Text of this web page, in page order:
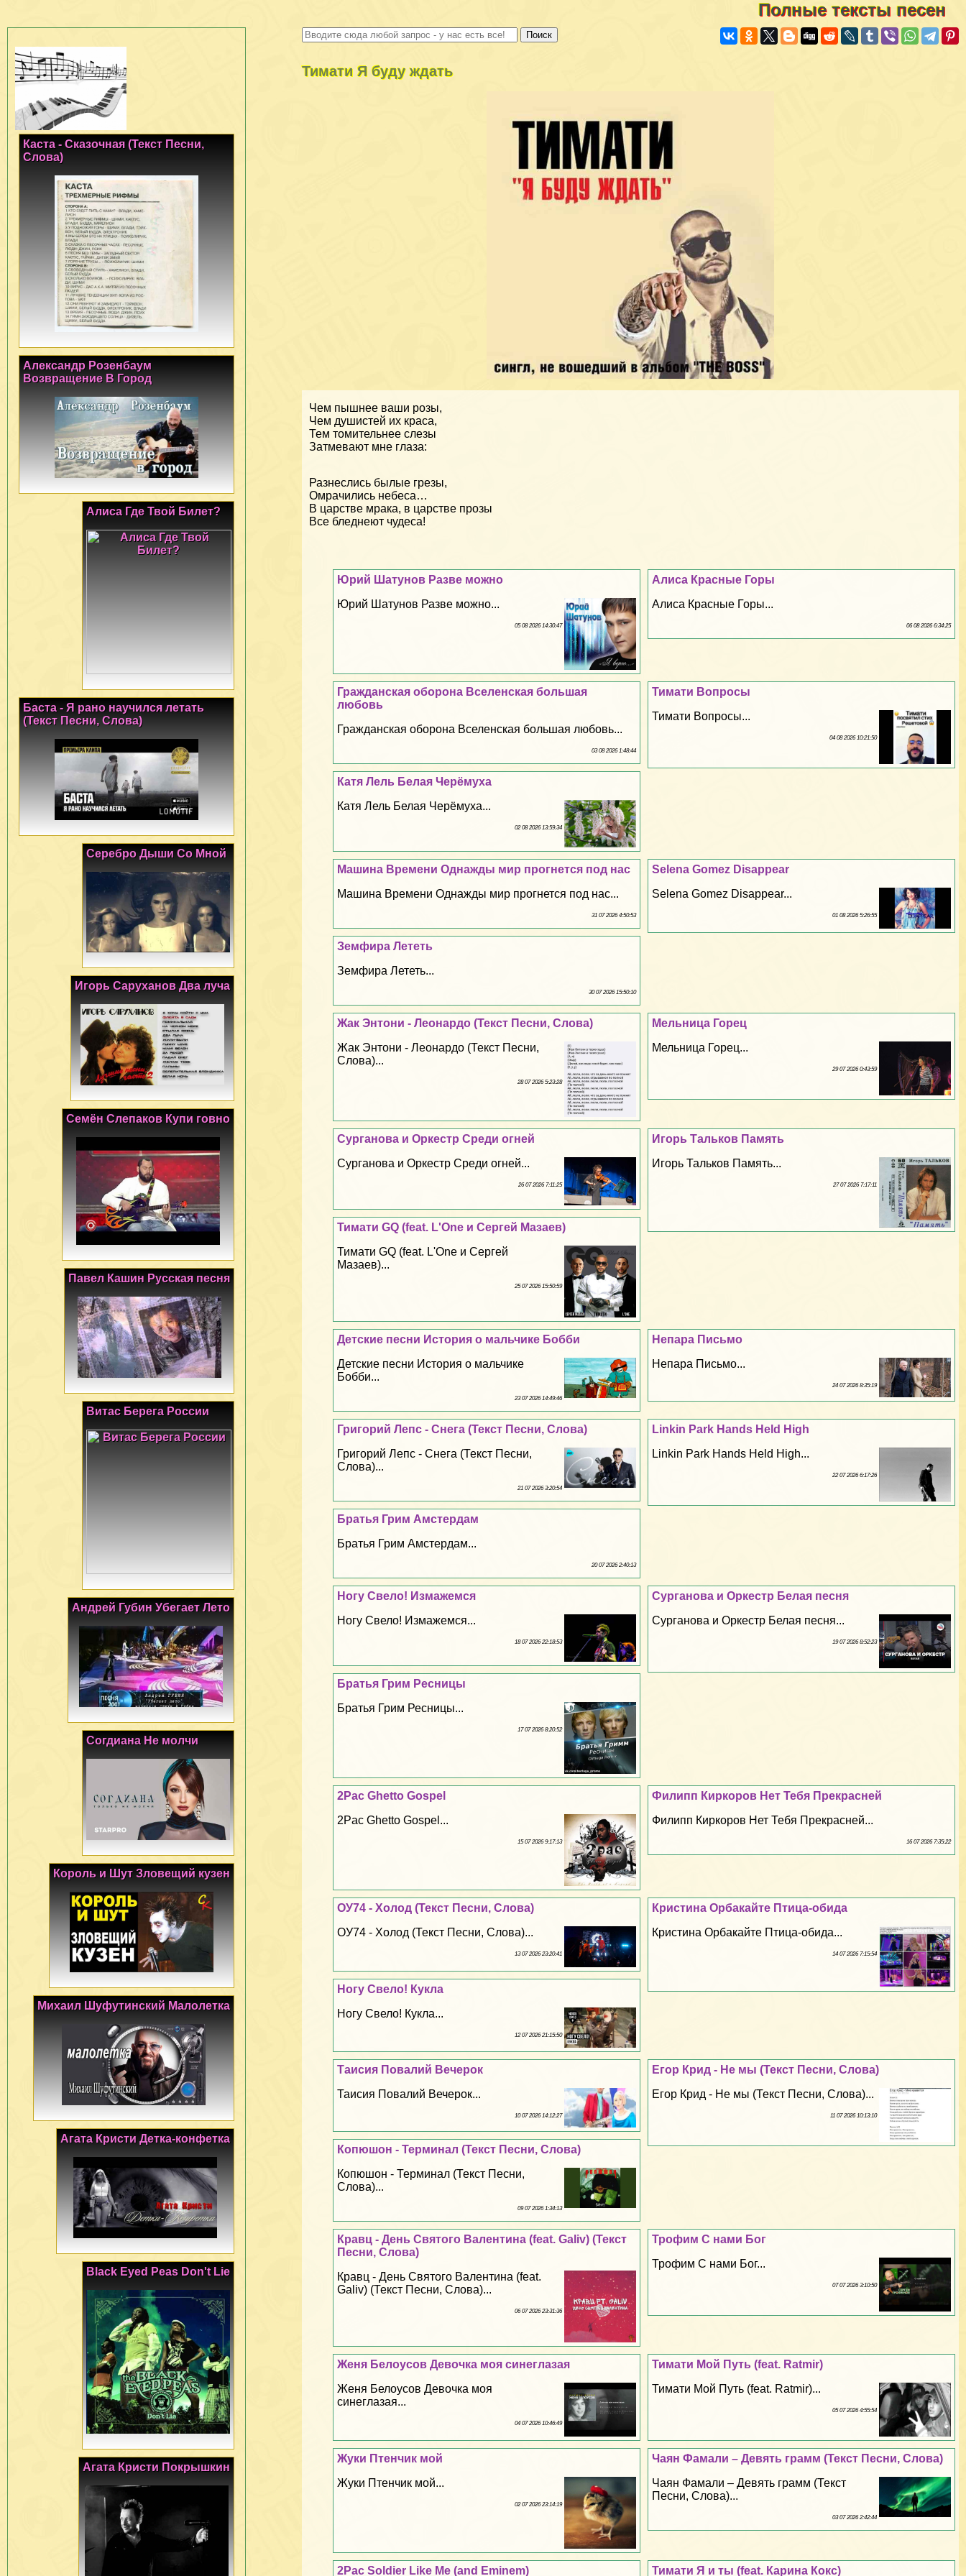
Полные тексты песен
Тимати Я буду ждать
Чем пышнее ваши розы,
Чем душистей их краса,
Тем томительнее слезы
Затмевают мне глаза:
Разнеслись былые грезы,
Омрачились небеса…
В царстве мрака, в царстве прозы
Все бледнеют чудеса!
Алиса Красные Горы
Алиса Красные Горы...
06 08 2026 6:34:25
Юрий Шатунов Разве можно
Юрий Шатунов Разве можно...
05 08 2026 14:30:47
Тимати Вопросы
Тимати Вопросы...
04 08 2026 10:21:50
Гражданская оборона Вселенская большая
любовь
Гражданская оборона Вселенская большая любовь...
03 08 2026 1:48:44
Катя Лель Белая Черёмуха
Катя Лель Белая Черёмуха...
02 08 2026 13:59:34
Selena Gomez Disappear
Selena Gomez Disappear...
01 08 2026 5:26:55
Машина Времени Однажды мир прогнется под нас
Машина Времени Однажды мир прогнется под нас...
31 07 2026 4:50:53
Земфира Лететь
Земфира Лететь...
30 07 2026 15:50:10
Мельница Горец
Мельница Горец...
29 07 2026 0:43:59
Жак Энтони - Леонардо (Текст Песни, Слова)
Жак Энтони - Леонардо (Текст Песни,
Слова)...
28 07 2026 5:23:28
Игорь Тальков Память
Игорь Тальков Память...
27 07 2026 7:17:11
Сурганова и Оркестр Среди огней
Сурганова и Оркестр Среди огней...
26 07 2026 7:11:25
Тимати GQ (feat. L'One и Сергeй Мазаев)
Тимати GQ (feat. L'One и Сергeй
Мазаев)...
25 07 2026 15:50:59
Непара Письмо
Непара Письмо...
24 07 2026 8:35:19
Детские песни История о мальчике Бобби
Детские песни История о мальчике
Бобби...
23 07 2026 14:49:46
Linkin Park Hands Held High
Linkin Park Hands Held High...
22 07 2026 6:17:26
Григорий Лепс - Снега (Текст Песни, Слова)
Григорий Лепс - Снега (Текст Песни,
Слова)...
21 07 2026 3:20:54
Братья Грим Амстердам
Братья Грим Амстердам...
20 07 2026 2:40:13
Сурганова и Оркестр Белая песня
Сурганова и Оркестр Белая песня...
19 07 2026 8:52:23
Ногу Свело! Измажемся
Ногу Свело! Измажемся...
18 07 2026 22:18:53
Братья Грим Ресницы
Братья Грим Ресницы...
17 07 2026 8:20:52
Филипп Киркоров Нет Тебя Прекрасней
Филипп Киркоров Нет Тебя Прекрасней...
16 07 2026 7:35:22
2Pac Ghetto Gospel
2Pac Ghetto Gospel...
15 07 2026 9:17:13
Кристина Орбакайте Птица-обида
Кристина Орбакайте Птица-обида...
14 07 2026 7:15:54
ОУ74 - Холод (Текст Песни, Слова)
ОУ74 - Холод (Текст Песни, Слова)...
13 07 2026 23:20:41
Ногу Свело! Кукла
Ногу Свело! Кукла...
12 07 2026 21:15:50
Егор Крид - Не мы (Текст Песни, Слова)
Егор Крид - Не мы (Текст Песни, Слова)...
11 07 2026 10:13:10
Таисия Повалий Вечерок
Таисия Повалий Вечерок...
10 07 2026 14:12:27
Копюшон - Терминал (Текст Песни, Слова)
Копюшон - Терминал (Текст Песни,
Слова)...
09 07 2026 1:34:13
Трофим С нами Бог
Трофим С нами Бог...
07 07 2026 3:10:50
Кравц - День Святого Валентина (feat. Galiv) (Текст
Песни, Слова)
Кравц - День Святого Валентина (feat.
Galiv) (Текст Песни, Слова)...
06 07 2026 23:31:36
Тимати Мой Путь (feat. Ratmir)
Тимати Мой Путь (feat. Ratmir)...
05 07 2026 4:55:54
Женя Белоусов Дeвoчка моя синеглазая
Женя Белоусов Дeвoчка моя
синеглазая...
04 07 2026 10:46:49
Чаян Фамали – Девять грамм (Текст Песни, Слова)
Чаян Фамали – Девять грамм (Текст
Песни, Слова)...
03 07 2026 2:42:44
Жуки Птенчик мой
Жуки Птенчик мой...
02 07 2026 23:14:19
Тимати Я и ты (feat. Карина Кокс)
2Pac Soldier Like Me (and Eminem)
Каста - Сказочная (Текст Песни,
Слова)
Александр Розенбаум
Возвращение В Город
Алиса Где Твой Билет?
Баста - Я рано научился летать
(Текст Песни, Слова)
Серебро Дыши Со Мной
Игорь Саруханов Два луча
Семён Слепаков Купи говно
Павел Кашин Русская песня
Витас Берега России
Андрей Губин Убегает Лето
Согдиана Не молчи
Король и Шут Зловещий кузен
Михаил Шуфутинский Малолетка
Агата Кристи Детка-конфетка
Black Eyed Peas Don't Lie
Агата Кристи Покрышкин